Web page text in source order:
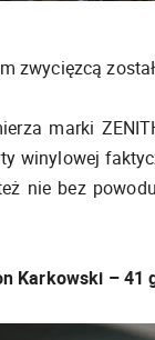
zwycięzcą
marki
winylowej
nie bez
Karkowski – 41